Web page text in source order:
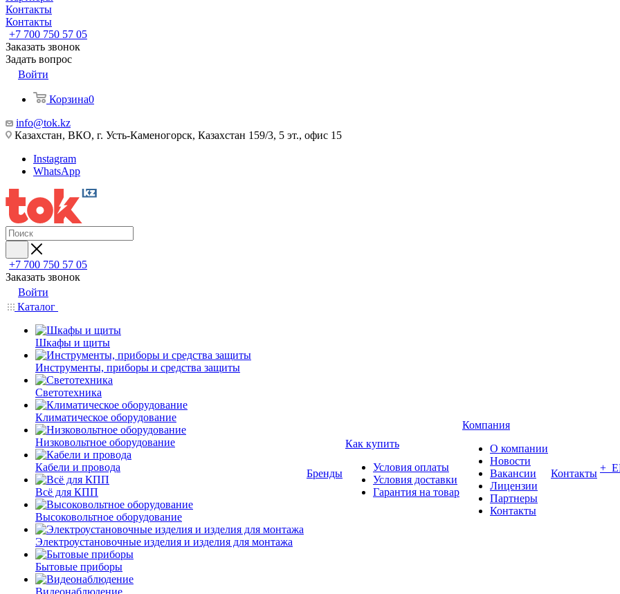
Контакты
Контакты
+7 700 750 57 05
Заказать звонок
Задать вопрос
Войти
Корзина0
info@tok.kz
Казахстан, ВКО, г. Усть-Каменогорск, Казахстан 159/3, 5 эт., офис 15
Instagram
WhatsApp
+7 700 750 57 05
Заказать звонок
Войти
Каталог
Шкафы и щиты
Инструменты, приборы и средства защиты
Светотехника
Климатическое оборудование
Низковольтное оборудование
Кабели и провода
Всё для КПП
Высоковольтное оборудование
Электроустановочные изделия и изделия для монтажа
Бытовые приборы
Видеонаблюдение
Бренды
Как купить
Условия оплаты
Условия доставки
Гарантия на товар
Компания
О компании
Новости
Вакансии
Лицензии
Партнеры
Контакты
Контакты +